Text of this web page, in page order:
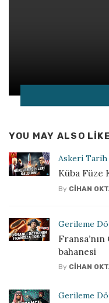
YOU MAY ALSO LIKE
Askeri Tarih
Küba Füze
By CIHAN
Gerileme
bahanesi
By CIHAN
Gerileme